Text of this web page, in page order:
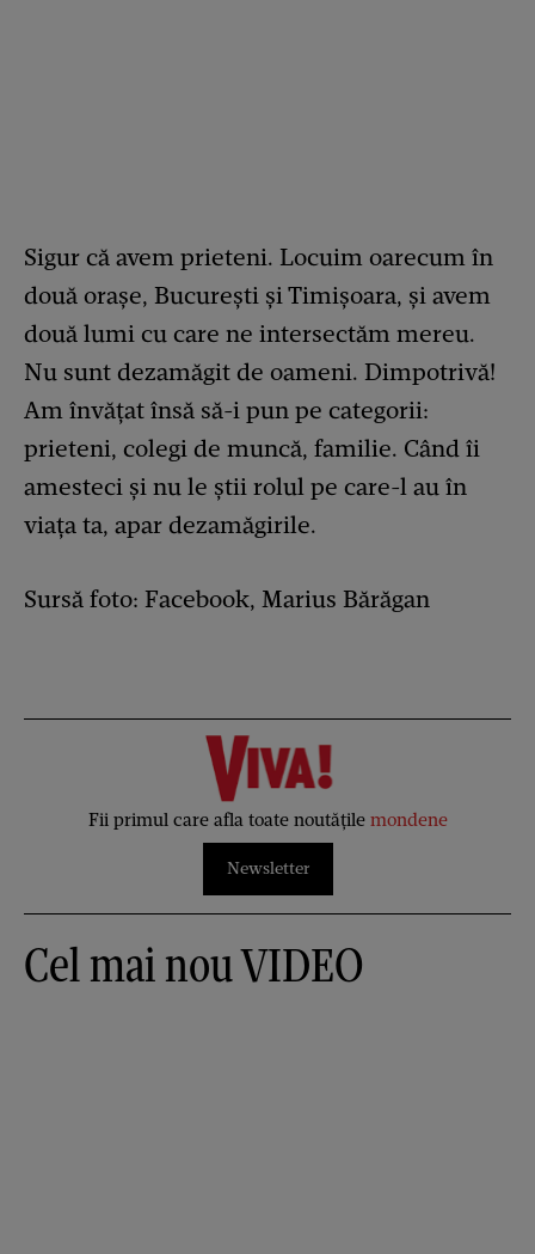
Sigur că avem prieteni. Locuim oarecum în
două orașe, București și Timișoara, și avem
două lumi cu care ne intersectăm mereu.
Nu sunt dezamăgit de oameni. Dimpotrivă!
Am învățat însă să-i pun pe categorii:
prieteni, colegi de muncă, familie. Când îi
amesteci și nu le știi rolul pe care-l au în
viața ta, apar dezamăgirile.
Sursă foto: Facebook, Marius Bărăgan
Fii primul care afla toate noutățile mondene
Newsletter
Cel mai nou VIDEO